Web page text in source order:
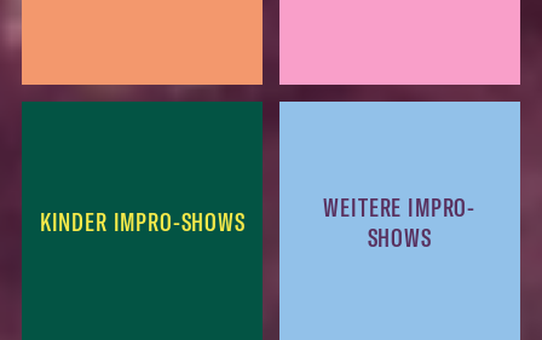
KINDER IMPRO-SHOWS
WEITERE IMPRO-
SHOWS